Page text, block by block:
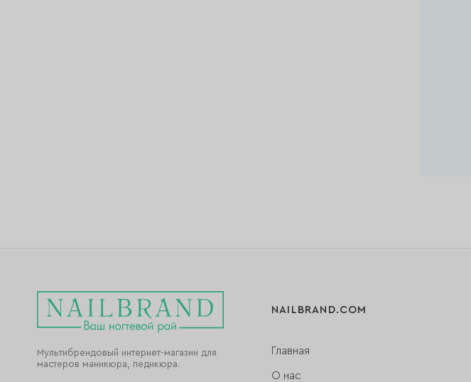
Мультибрендовый интернет-магазин для
мастеров маникюра, педикюра.
NAILBRAND.COM
Главная
О нас